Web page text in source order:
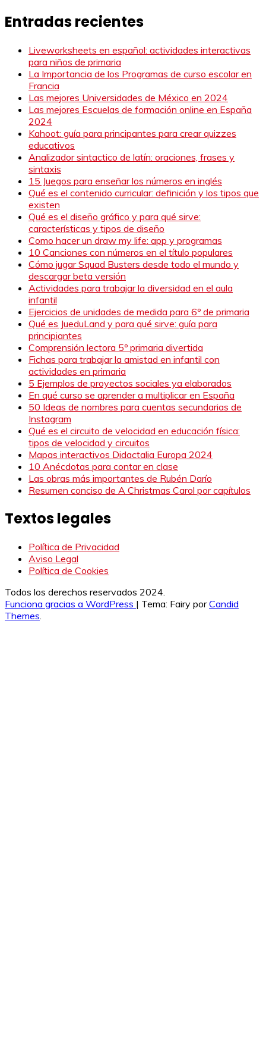
Entradas recientes
Liveworksheets en español: actividades interactivas
para niños de primaria
La Importancia de los Programas de curso escolar en
Francia
Las mejores Universidades de México en 2024
Las mejores Escuelas de formación online en España
2024
Kahoot: guía para principantes para crear quizzes
educativos
Analizador sintactico de latín: oraciones, frases y
sintaxis
15 Juegos para enseñar los números en inglés
Qué es el contenido curricular: definición y los tipos que
existen
Qué es el diseño gráfico y para qué sirve:
características y tipos de diseño
Como hacer un draw my life: app y programas
10 Canciones con números en el título populares
Cómo jugar Squad Busters desde todo el mundo y
descargar beta versión
Actividades para trabajar la diversidad en el aula
infantil
Ejercicios de unidades de medida para 6º de primaria
Qué es JueduLand y para qué sirve: guía para
principiantes
Comprensión lectora 5º primaria divertida
Fichas para trabajar la amistad en infantil con
actividades en primaria
5 Ejemplos de proyectos sociales ya elaborados
En qué curso se aprender a multiplicar en España
50 Ideas de nombres para cuentas secundarias de
Instagram
Qué es el circuito de velocidad en educación física:
tipos de velocidad y circuitos
Mapas interactivos Didactalia Europa 2024
10 Anécdotas para contar en clase
Las obras más importantes de Rubén Darío
Resumen conciso de A Christmas Carol por capítulos
Textos legales
Política de Privacidad
Aviso Legal
Política de Cookies
Todos los derechos reservados 2024.
Funciona gracias a WordPress | Tema: Fairy porCandid
Themes